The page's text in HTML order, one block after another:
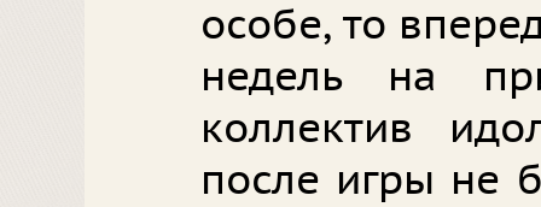
особе, то
недель на
коллектив
после игры не